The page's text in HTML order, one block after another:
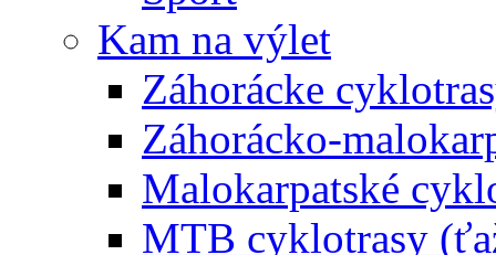
Kam na výlet
Záhorácke
Záhorácko-
Malokarpatské
MTB cyklotrasy